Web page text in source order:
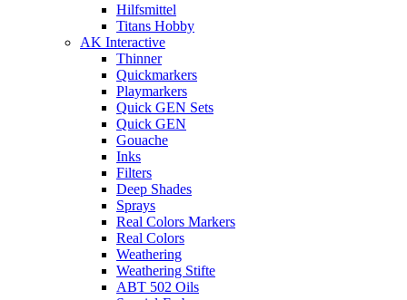
Hilfsmittel
Titans Hobby
AK Interactive
Thinner
Quickmarkers
Playmarkers
Quick GEN Sets
Quick GEN
Gouache
Inks
Filters
Deep Shades
Sprays
Real Colors Markers
Real Colors
Weathering
Weathering Stifte
ABT 502 Oils